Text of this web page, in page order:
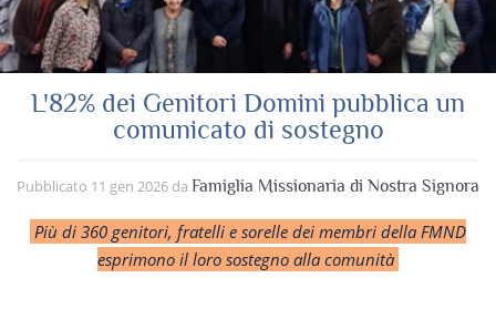
L'82% dei Genitori Domini pubblica un
comunicato di sostegno
Pubblicato 11 gen 2026 da Famiglia Missionaria di Nostra Signora
Più di 360 genitori, fratelli e sorelle dei membri della FMND
esprimono il loro sostegno alla comunità